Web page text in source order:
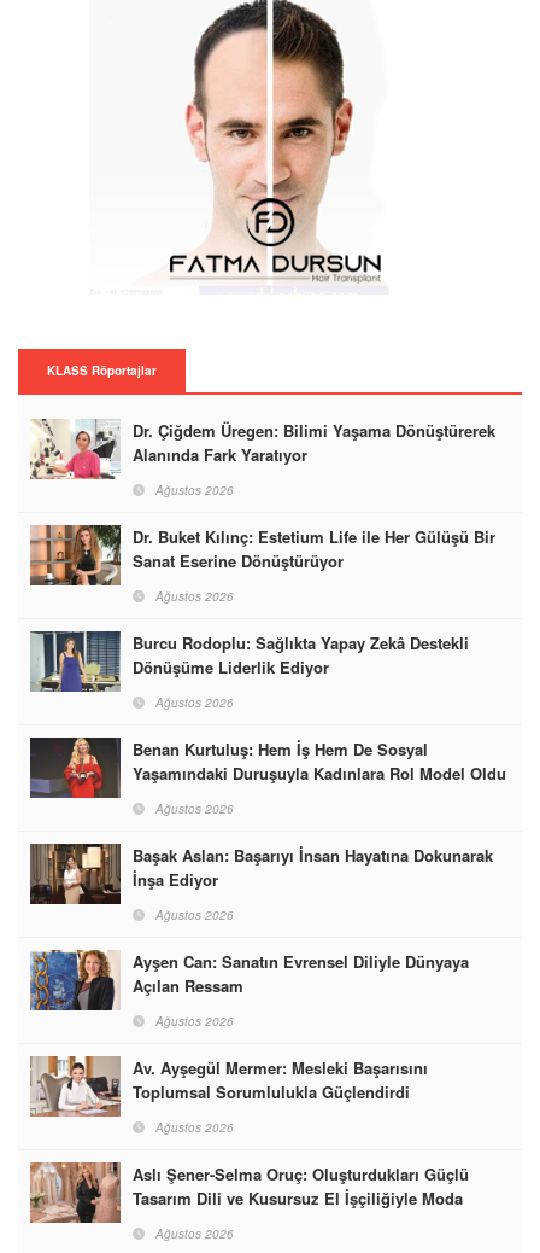
KLASS Röportajlar
Dr. Çiğdem Üregen: Bilimi Yaşama Dönüştürerek
Alanında Fark Yaratıyor
Ağustos 2026
Dr. Buket Kılınç: Estetium Life ile Her Gülüşü Bir
Sanat Eserine Dönüştürüyor
Ağustos 2026
Burcu Rodoplu: Sağlıkta Yapay Zekâ Destekli
Dönüşüme Liderlik Ediyor
Ağustos 2026
Benan Kurtuluş: Hem İş Hem De Sosyal
Yaşamındaki Duruşuyla Kadınlara Rol Model Oldu
Ağustos 2026
Başak Aslan: Başarıyı İnsan Hayatına Dokunarak
İnşa Ediyor
Ağustos 2026
Ayşen Can: Sanatın Evrensel Diliyle Dünyaya
Açılan Ressam
Ağustos 2026
Av. Ayşegül Mermer: Mesleki Başarısını
Toplumsal Sorumlulukla Güçlendirdi
Ağustos 2026
Aslı Şener-Selma Oruç: Oluşturdukları Güçlü
Tasarım Dili ve Kusursuz El İşçiliğiyle Moda
Dünyasına İmzalarını Attılar
Ağustos 2026